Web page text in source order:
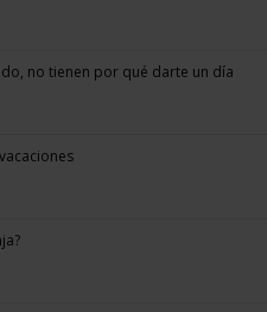
no tienen por qué darte un día